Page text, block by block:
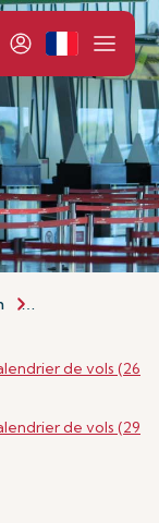
de vols (26
de vols (29